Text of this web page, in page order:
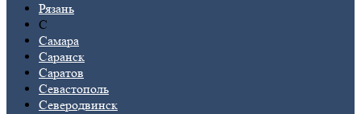
Рязань
С
Самара
Саранск
Саратов
Севастополь
Северодвинск